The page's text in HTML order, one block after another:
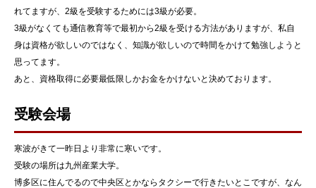
れてますが、2級を受験するためには3級が必要。
3級がなくても通信教育等で最初から2級を受ける方法がありますが、私自
身は資格が欲しいのではなく、知識が欲しいので時間をかけて勉強しようと
思ってます。
あと、資格取得に必要最低限しかお金をかけないと決めております。
受験会場
寒波がきて一昨日より非常に寒いです。
受験の場所は九州産業大学。
博多区に住んでるので中央区とかならタクシーで行きたいとこですが、なん